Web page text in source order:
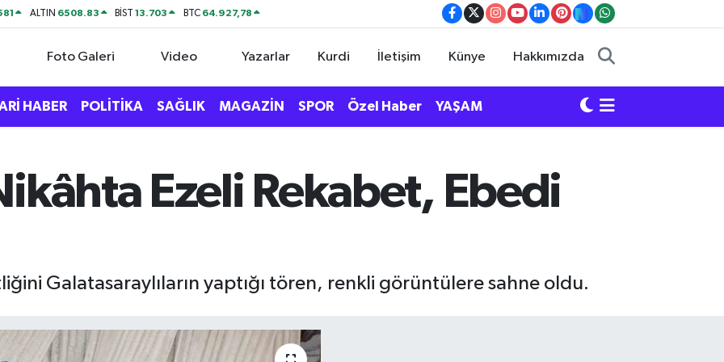
ALTIN 6508.83 BİST13.703 BTC 64.927,78
Foto Galeri Video Yazarlar Kurdi İletişim Künye Hakkımızda
HABER POLİTİKA SAĞLIK MAGAZİN SPOR Özel Haber YAŞAM
Ezeli Rekabet, Ebedi
Galatasaraylıların yaptığı tören, renkli görüntülere sahne oldu.